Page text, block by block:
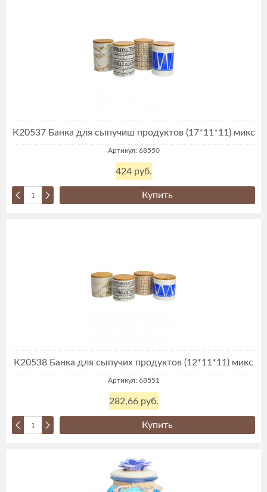
К20537 Банка для сыпучиш продуктов (17*11*11) микс
Артикул: 68550
424 руб.
Купить
К20538 Банка для сыпучих продуктов (12*11*11) микс
Артикул: 68551
282,66 руб.
Купить